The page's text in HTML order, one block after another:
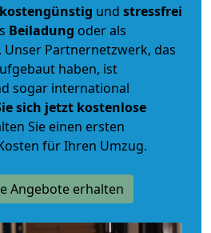
kostengünstig und stressfrei
Beiladung oder als
. Unser Partnernetzwerk, das
haben, ist
sogar international
sich jetzt kostenlose
Sie einen ersten
für Ihren Umzug.
Angebote erhalten